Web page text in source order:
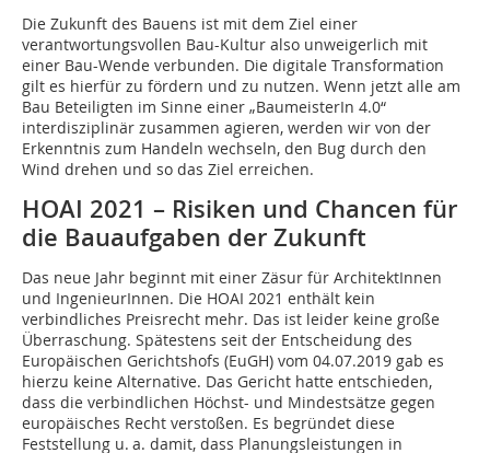
Die Zukunft des Bauens ist mit dem Ziel einer
verantwortungsvollen Bau-Kultur also unweigerlich mit
einer Bau-Wende verbunden. Die digitale Transformation
gilt es hierfür zu fördern und zu nutzen. Wenn jetzt alle am
Bau Beteiligten im Sinne einer „BaumeisterIn 4.0“
interdisziplinär zusammen agieren, werden wir von der
Erkenntnis zum Handeln wechseln, den Bug durch den
Wind drehen und so das Ziel erreichen.
HOAI 2021 – Risiken und Chancen für
die Bauaufgaben der Zukunft
Das neue Jahr beginnt mit einer Zäsur für Architekt­Innen
und IngenieurInnen. Die HOAI 2021 enthält kein
verbindliches Preisrecht mehr. Das ist leider keine große
Überraschung. Spätestens seit der Entscheidung des
Europäischen Gerichtshofs (EuGH) vom 04.07.2019 gab es
hierzu keine Alternative. Das Gericht hatte entschieden,
dass die verbindlichen Höchst- und Mindestsätze gegen
europäisches Recht verstoßen. Es begründet diese
Feststellung u. a. damit, dass Planungsleistungen in